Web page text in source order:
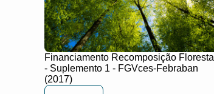
Financiamento Recomposição Florestal
- Suplemento 1 - FGVces-Febraban
(2017)